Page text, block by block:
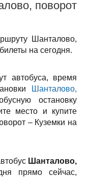
поворот
Шанталово,
на сегодня.
автобуса, время
Шанталово,
остановку
место и купите
– Куземки на
Шанталово,
прямо сейчас,